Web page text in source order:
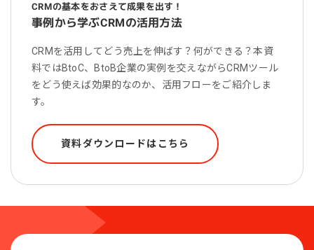
CRMの基本をおさえて成果を出す！
事例から学ぶCRMの活用方法
CRMを活用してどう売上を伸ばす？何ができる？本資
料ではBtoC、BtoB企業の実例を交えながらCRMツール
をどう使えば効果的なのか、活用フローをご紹介しま
す。
資料ダウンロードはこちら